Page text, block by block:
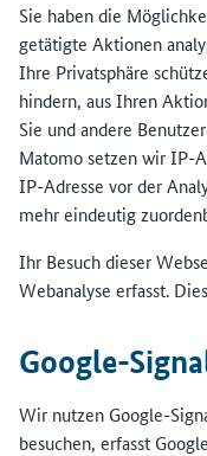
Sie haben die
getätigte Aktionen
Ihre Privatsphäre
hindern, aus Ihren
Sie und andere
Matomo setzen wir IP-
IP-Adresse vor der
mehr eindeutig
Ihr Besuch dieser
Webanalyse erfasst.
Google-
Wir nutzen Google-
besuchen, erfasst